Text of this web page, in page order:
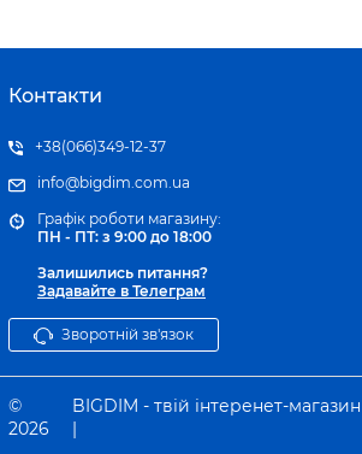
Контакти
+38(066)349-12-37
info@bigdim.com.ua
Графік роботи магазину:
ПН - ПТ: з 9:00 до 18:00
Залишились питання?
Задавайте в Телеграм
Зворотній зв'язок
©
2026
BIGDIM - твій інтеренет-магазин
|